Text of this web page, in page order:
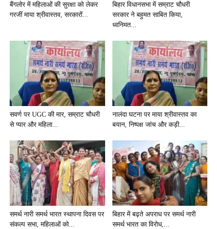
बैंगलोर में महिलाओं की सुरक्षा को लेकर
गरजीं माया श्रीवास्तव, सरकारों...
बिहार विधानसभा में सम्राट चौधरी
सरकार ने बहुमत साबित किया,
ध्वनिमत...
सवर्ण पर UGC की मार, सम्राट चौधरी
से प्यार और महिला...
नालंदा घटना पर माया श्रीवास्तव का
बयान, निष्पक्ष जांच और कड़ी...
समर्थ नारी समर्थ भारत स्थापना दिवस पर
संकल्प सभा, महिलाओं को...
बिहार में बढ़ते अपराध पर समर्थ नारी
समर्थ भारत का विरोध,...